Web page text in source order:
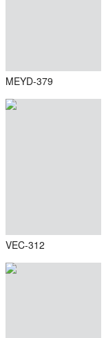
MEYD-379
VEC-312